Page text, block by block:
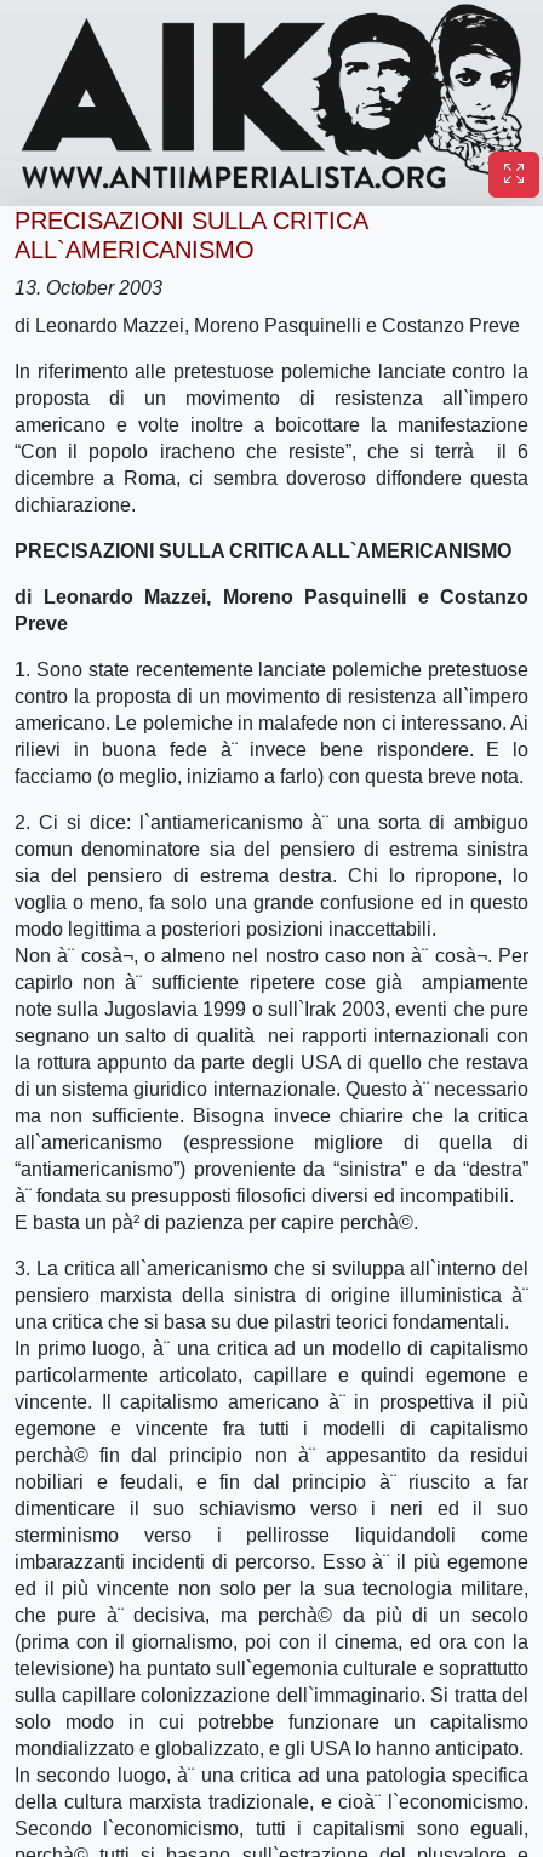
PRECISAZIONI SULLA CRITICA
ALL`AMERICANISMO
13. October 2003
di Leonardo Mazzei, Moreno Pasquinelli e Costanzo Preve
In riferimento alle pretestuose polemiche lanciate contro la
proposta di un movimento di resistenza all`impero
americano e volte inoltre a boicottare la manifestazione
“Con il popolo iracheno che resiste”, che si terrà il 6
dicembre a Roma, ci sembra doveroso diffondere questa
dichiarazione.
PRECISAZIONI SULLA CRITICA ALL`AMERICANISMO
di Leonardo Mazzei, Moreno Pasquinelli e Costanzo
Preve
1. Sono state recentemente lanciate polemiche pretestuose
contro la proposta di un movimento di resistenza all`impero
americano. Le polemiche in malafede non ci interessano. Ai
rilievi in buona fede à¨ invece bene rispondere. E lo
facciamo (o meglio, iniziamo a farlo) con questa breve nota.
2. Ci si dice: l`antiamericanismo à¨ una sorta di ambiguo
comun denominatore sia del pensiero di estrema sinistra
sia del pensiero di estrema destra. Chi lo ripropone, lo
voglia o meno, fa solo una grande confusione ed in questo
modo legittima a posteriori posizioni inaccettabili.
Non à¨ cosà¬, o almeno nel nostro caso non à¨ cosà¬. Per
capirlo non à¨ sufficiente ripetere cose già ampiamente
note sulla Jugoslavia 1999 o sull`Irak 2003, eventi che pure
segnano un salto di qualità nei rapporti internazionali con
la rottura appunto da parte degli USA di quello che restava
di un sistema giuridico internazionale. Questo à¨ necessario
ma non sufficiente. Bisogna invece chiarire che la critica
all`americanismo (espressione migliore di quella di
“antiamericanismo”) proveniente da “sinistra” e da “destra”
à¨ fondata su presupposti filosofici diversi ed incompatibili.
E basta un pà² di pazienza per capire perchà©.
3. La critica all`americanismo che si sviluppa all`interno del
pensiero marxista della sinistra di origine illuministica à¨
una critica che si basa su due pilastri teorici fondamentali.
In primo luogo, à¨ una critica ad un modello di capitalismo
particolarmente articolato, capillare e quindi egemone e
vincente. Il capitalismo americano à¨ in prospettiva il più
egemone e vincente fra tutti i modelli di capitalismo
perchà© fin dal principio non à¨ appesantito da residui
nobiliari e feudali, e fin dal principio à¨ riuscito a far
dimenticare il suo schiavismo verso i neri ed il suo
sterminismo verso i pellirosse liquidandoli come
imbarazzanti incidenti di percorso. Esso à¨ il più egemone
ed il più vincente non solo per la sua tecnologia militare,
che pure à¨ decisiva, ma perchà© da più di un secolo
(prima con il giornalismo, poi con il cinema, ed ora con la
televisione) ha puntato sull`egemonia culturale e soprattutto
sulla capillare colonizzazione dell`immaginario. Si tratta del
solo modo in cui potrebbe funzionare un capitalismo
mondializzato e globalizzato, e gli USA lo hanno anticipato.
In secondo luogo, à¨ una critica ad una patologia specifica
della cultura marxista tradizionale, e cioà¨ l`economicismo.
Secondo l`economicismo, tutti i capitalismi sono eguali,